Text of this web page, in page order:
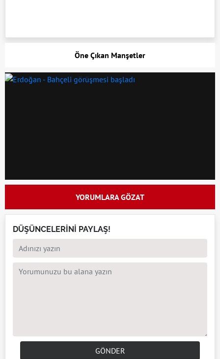
Öne Çıkan Manşetler
YORUMLARA GÖZAT
DÜŞÜNCELERİNİ PAYLAŞ!
GÖNDER